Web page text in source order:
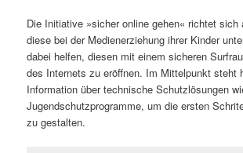
Die Initiative »sicher online gehen« richtet sich
diese bei der Medienerziehung ihrer Kinder
dabei helfen, diesen mit einem sicheren
des Internets zu eröffnen. Im Mittelpunkt steht
Information über technische Schutzlösungen
Jugendschutzprogramme, um die ersten
zu gestalten.